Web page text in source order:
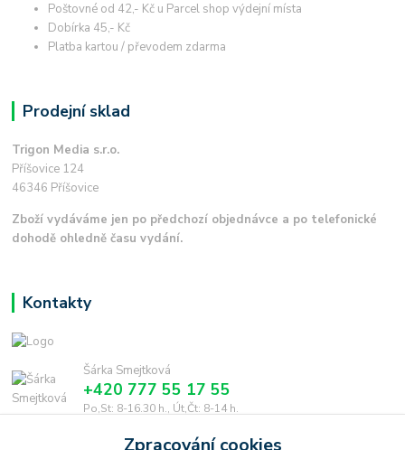
Poštovné od 42,- Kč u Parcel shop výdejní místa
Dobírka 45,- Kč
Platba kartou / převodem zdarma
Prodejní sklad
Trigon Media s.r.o.
Příšovice 124
46346 Příšovice
Zboží vydáváme jen po předchozí objednávce a po telefonické
dohodě ohledně času vydání.
Kontakty
Šárka Smejtková
+420 777 55 17 55
Po,St: 8-16.30 h., Út,Čt: 8-14 h.
smejtkova@trigonmedia.czZpracování cookies